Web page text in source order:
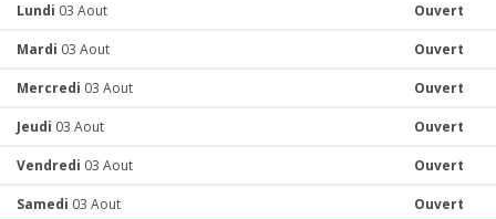
Lundi 03 Aout Ouvert
Mardi 03 Aout Ouvert
Mercredi 03 Aout Ouvert
Jeudi 03 Aout Ouvert
Vendredi 03 Aout Ouvert
Samedi 03 Aout Ouvert